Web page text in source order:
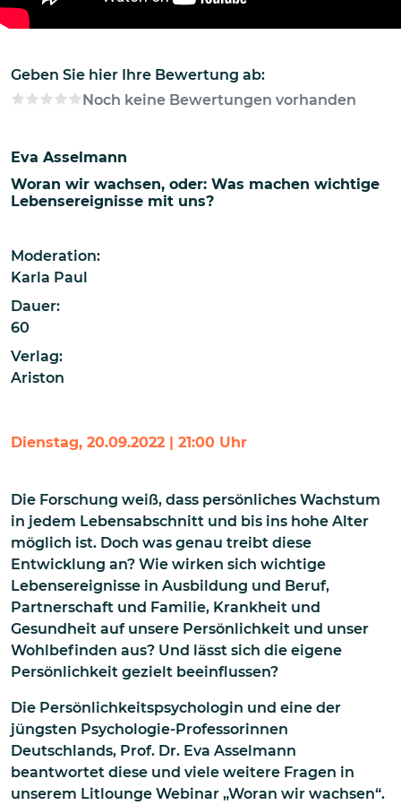
Geben Sie hier Ihre Bewertung ab:
Noch keine Bewertungen vorhanden
Eva Asselmann
Woran wir wachsen, oder: Was machen wichtige
Lebensereignisse mit uns?
Moderation:
Karla Paul
Dauer:
60
Verlag:
Ariston
Dienstag, 20.09.2022 | 21:00 Uhr
Die Forschung weiß, dass persönliches Wachstum
in jedem Lebensabschnitt und bis ins hohe Alter
möglich ist. Doch was genau treibt diese
Entwicklung an? Wie wirken sich wichtige
Lebensereignisse in Ausbildung und Beruf,
Partnerschaft und Familie, Krankheit und
Gesundheit auf unsere Persönlichkeit und unser
Wohlbefinden aus? Und lässt sich die eigene
Persönlichkeit gezielt beeinflussen?
Die Persönlichkeitspsychologin und eine der
jüngsten Psychologie-Professorinnen
Deutschlands, Prof. Dr. Eva Asselmann
beantwortet diese und viele weitere Fragen in
unserem Litlounge Webinar „Woran wir wachsen“.